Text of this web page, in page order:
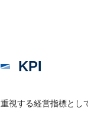
KPI
重視する経営指標とし